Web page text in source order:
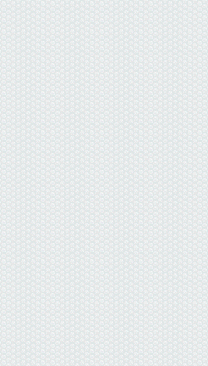
данные отсутствуют